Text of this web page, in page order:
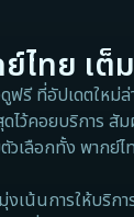
ไทย เ
ที่อัปเดตใหม่
ไว้คอยบริการ
ลือกทั้ง พากย์ไ
งเน้นการให้บ